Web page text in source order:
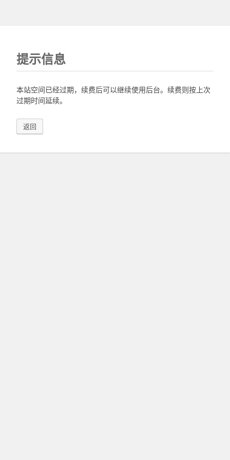
提示信息
本站空间已经过期，续费后可以继续使用后台。续费则按上次
过期时间延续。
返回